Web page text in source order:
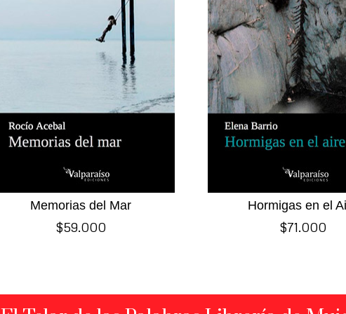
Memorias del Mar
$59.000
Hormigas en el
$71.000